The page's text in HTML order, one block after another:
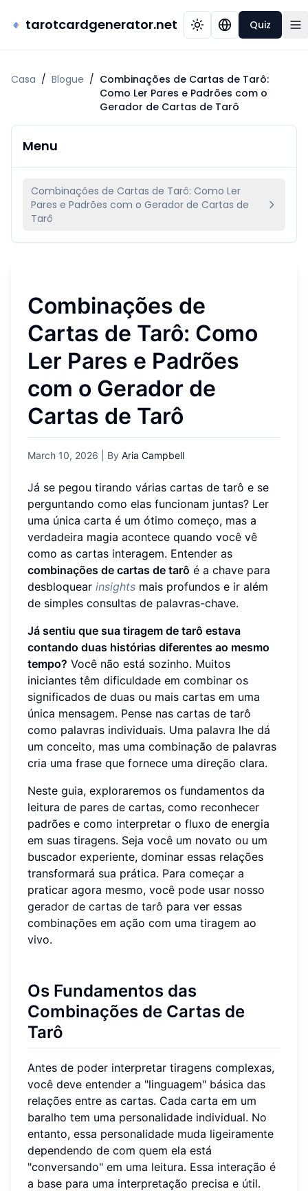
tarotcardgenerator.net Quiz
Casa / Blogue / Combinações de Cartas de Tarô:
Como Ler Pares e Padrões com o
Gerador de Cartas de Tarô
Menu
Combinações de Cartas de Tarô: Como Ler
Pares e Padrões com o Gerador de Cartas de
Tarô
Combinações de
Cartas de Tarô: Como
Ler Pares e Padrões
com o Gerador de
Cartas de Tarô
March 10, 2026 | By Aria Campbell
Já se pegou tirando várias cartas de tarô e se
perguntando como elas funcionam juntas? Ler
uma única carta é um ótimo começo, mas a
verdadeira magia acontece quando você vê
como as cartas interagem. Entender as
combinações de cartas de tarô é a chave para
desbloquear insights mais profundos e ir além
de simples consultas de palavras-chave.
Já sentiu que sua tiragem de tarô estava
contando duas histórias diferentes ao mesmo
tempo? Você não está sozinho. Muitos
iniciantes têm dificuldade em combinar os
significados de duas ou mais cartas em uma
única mensagem. Pense nas cartas de tarô
como palavras individuais. Uma palavra lhe dá
um conceito, mas uma combinação de palavras
cria uma frase que fornece uma direção clara.
Neste guia, exploraremos os fundamentos da
leitura de pares de cartas, como reconhecer
padrões e como interpretar o fluxo de energia
em suas tiragens. Seja você um novato ou um
buscador experiente, dominar essas relações
transformará sua prática. Para começar a
praticar agora mesmo, você pode usar nosso
gerador de cartas de tarô para ver essas
combinações em ação com uma tiragem ao
vivo.
Os Fundamentos das
Combinações de Cartas de
Tarô
Antes de poder interpretar tiragens complexas,
você deve entender a "linguagem" básica das
relações entre as cartas. Cada carta em um
baralho tem uma personalidade individual. No
entanto, essa personalidade muda ligeiramente
dependendo de com quem ela está
"conversando" em uma leitura. Essa interação é
a base para uma interpretação precisa e útil.